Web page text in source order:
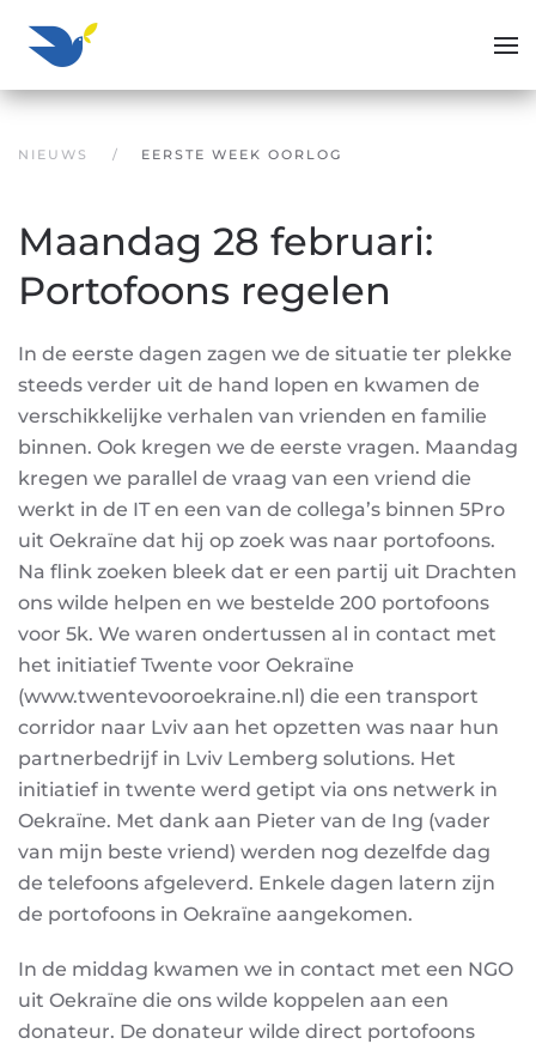
Overslaan en naar de inhoud gaan
NIEUWS EERSTE WEEK OORLOG
Maandag 28 februari:
Portofoons regelen
In de eerste dagen zagen we de situatie ter plekke
steeds verder uit de hand lopen en kwamen de
verschikkelijke verhalen van vrienden en familie
binnen. Ook kregen we de eerste vragen. Maandag
kregen we parallel de vraag van een vriend die
werkt in de IT en een van de collega’s binnen 5Pro
uit Oekraïne dat hij op zoek was naar portofoons.
Na flink zoeken bleek dat er een partij uit Drachten
ons wilde helpen en we bestelde 200 portofoons
voor 5k. We waren ondertussen al in contact met
het initiatief Twente voor Oekraïne
(www.twentevooroekraine.nl) die een transport
corridor naar Lviv aan het opzetten was naar hun
partnerbedrijf in Lviv Lemberg solutions. Het
initiatief in twente werd getipt via ons netwerk in
Oekraïne. Met dank aan Pieter van de Ing (vader
van mijn beste vriend) werden nog dezelfde dag
de telefoons afgeleverd. Enkele dagen latern zijn
de portofoons in Oekraïne aangekomen.
In de middag kwamen we in contact met een NGO
uit Oekraïne die ons wilde koppelen aan een
donateur. De donateur wilde direct portofoons